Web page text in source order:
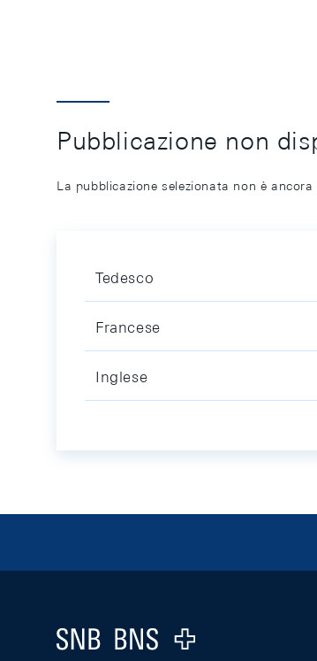
Pubblicazione non
La pubblicazione selezionata non è
Tedesco
Francese
Inglese
Logo